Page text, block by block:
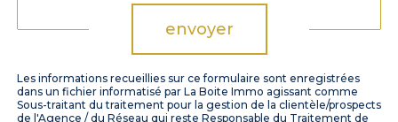
envoyer
Les informations recueillies sur ce formulaire sont enregistrées
dans un fichier informatisé par La Boite Immo agissant comme
Sous-traitant du traitement pour la gestion de la clientèle/prospects
de l'Agence / du Réseau qui reste Responsable du Traitement de